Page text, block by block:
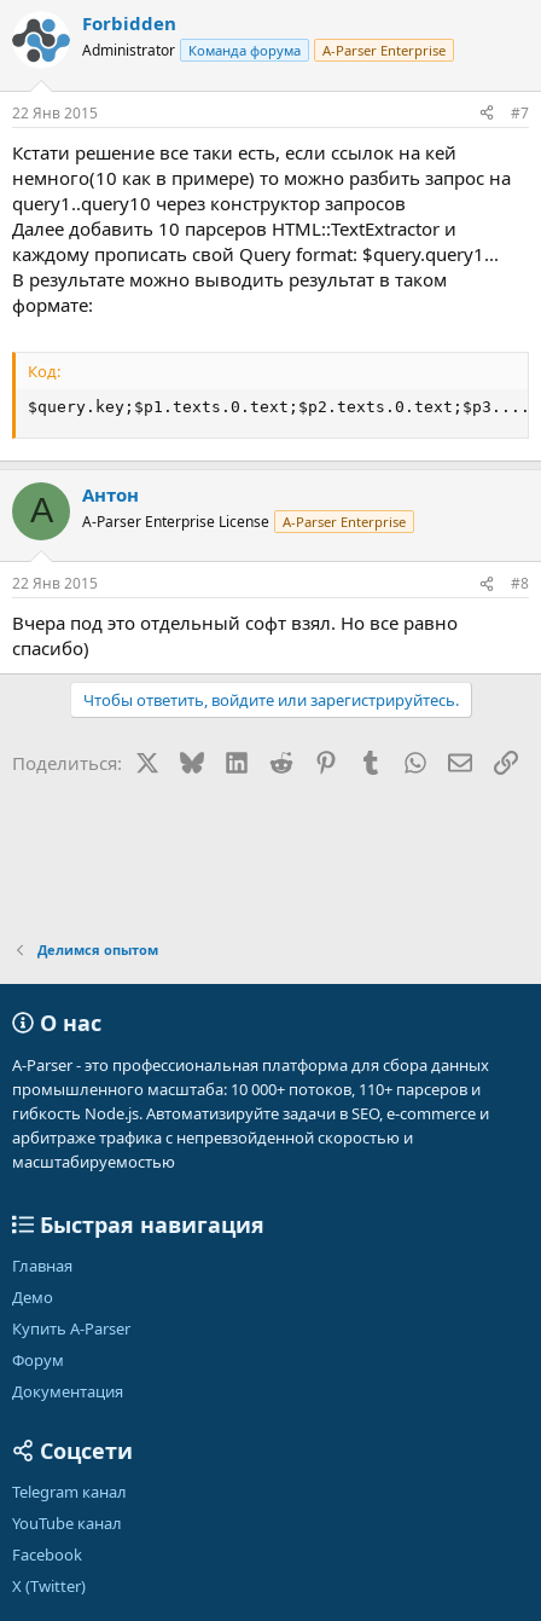
Forbidden
Administrator Команда форума A-Parser Enterprise
22 Янв 2015 #7
Кстати решение все таки есть, если ссылок на кей
немного(10 как в примере) то можно разбить запрос на
query1..query10 через конструктор запросов
Далее добавить 10 парсеров HTML::TextExtractor и
каждому прописать свой Query format: $query.query1...
В результате можно выводить результат в таком
формате:
Код:
А Антон
A-Parser Enterprise License A-Parser Enterprise
22 Янв 2015 #8
Вчера под это отдельный софт взял. Но все равно
спасибо)
Чтобы ответить, войдите или зарегистрируйтесь.
Поделиться: BlueskyLinkedIn
Reddit PinterestTumblr WhatsApp
Делимся опытом
О нас
A-Parser - это профессиональная платформа для сбора данных
промышленного масштаба: 10 000+ потоков, 110+ парсеров и
гибкость Node.js. Автоматизируйте задачи в SEO, e-commerce и
арбитраже трафика с непревзойденной скоростью и
масштабируемостью
Быстрая навигация
Главная
Демо
Купить A-Parser
Форум
Документация
Соцсети
Telegram канал
YouTube канал
Facebook
X (Twitter)